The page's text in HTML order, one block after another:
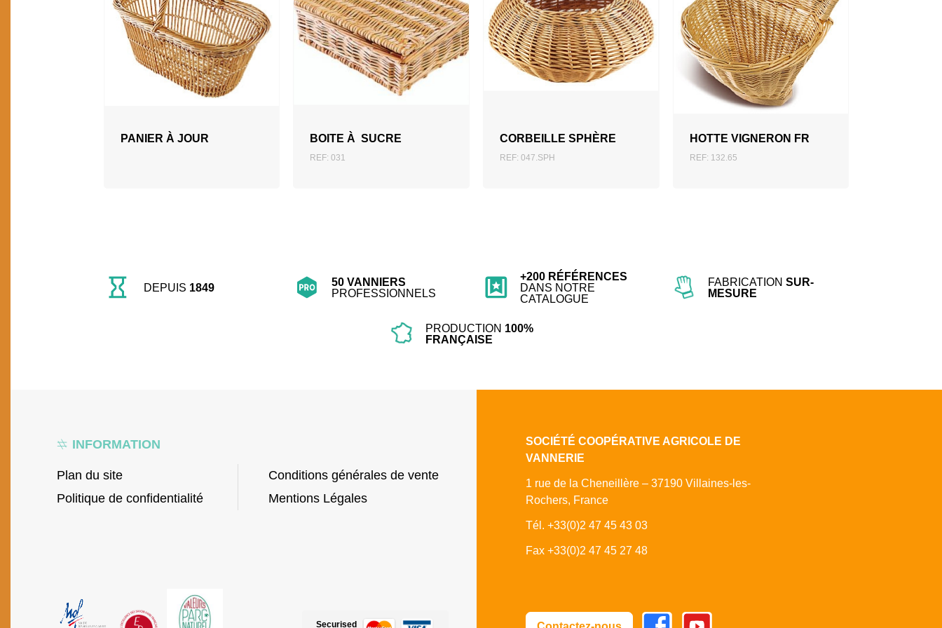
PANIER À JOUR BOITE À SUCRE
REF: 031
AJOUTER AU DEVIS
CORBEILLE SPHÈRE
REF: 047.SPH
AJOUTER AU DEVIS
HOTTE VIGNERON FR
REF: 132.65
AJOUTER AU DEVIS
DEPUIS 1849
50 VANNIERS
PROFESSIONNELS
+200 RÉFÉRENCES
DANS NOTRE
CATALOGUE
FABRICATION SUR-
MESURE
PRODUCTION 100%
FRANÇAISE
INFORMATION
Plan du site
Politique de confidentialité
Conditions générales de vente
Mentions Légales
SOCIÉTÉ COOPÉRATIVE AGRICOLE DE
VANNERIE
1 rue de la Cheneillère – 37190 Villaines-les-
Rochers, France
Tél. +33(0)2 47 45 43 03
Fax +33(0)2 47 45 27 48
Securised
FacebookYoutube